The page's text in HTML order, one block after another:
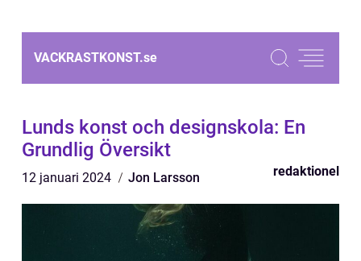
VACKRASTKONST.se
Lunds konst och designskola: En
Grundlig Översikt
12 januari 2024 Jon Larsson redaktionel